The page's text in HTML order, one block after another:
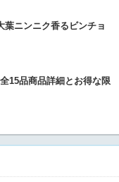
葉ニンニク香るビンチョ
15品商品詳細とお得な限